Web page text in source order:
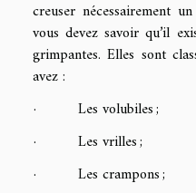
creuser nécessairement
vous devez savoir qu’il
grimpantes. Elles sont
avez :
· Les volubiles ;
· Les vrilles ;
· Les crampons ;